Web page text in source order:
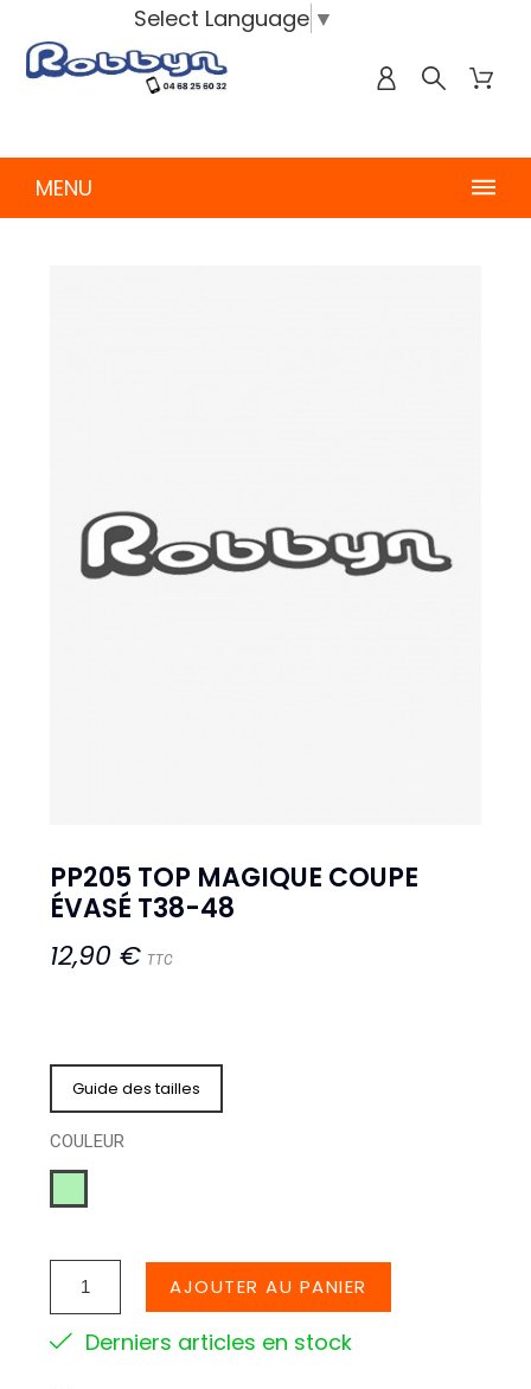
Select Language ▼
MENU
PP205 TOP MAGIQUE COUPE
ÉVASÉ T38-48
12,90 € TTC
Guide des tailles
COULEUR
AJOUTER AU PANIER
Derniers articles en stock